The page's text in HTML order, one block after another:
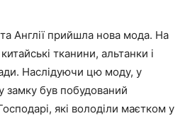
Англії прийшла нова мода. На
тканини, альтанки і
Наслідуючи цю моду, у
замку був побудований
які володіли маєтком у